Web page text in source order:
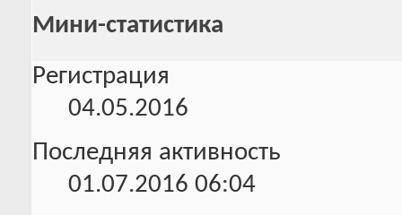
Мини-статистика
Регистрация
04.05.2016
Последняя активность
01.07.2016 06:04